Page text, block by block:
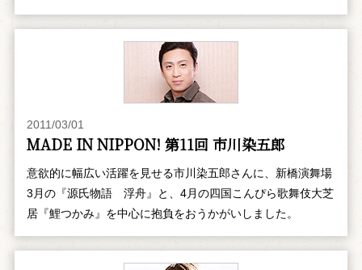
2011/03/01
MADE IN NIPPON! 第11回 市川染五郎
意欲的に幅広い活躍を見せる市川染五郎さんに、新橋演舞場
3月の『源氏物語 浮舟』と、4月の四国こんぴら歌舞伎大芝
居『鯉つかみ』を中心に抱負をおうかがいしました。